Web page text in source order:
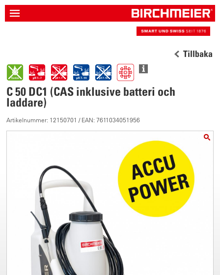
Tillbaka
C 50 DC1 (CAS inklusive batteri och
laddare)
Artikelnummer: 12150701 / EAN: 7611034051956